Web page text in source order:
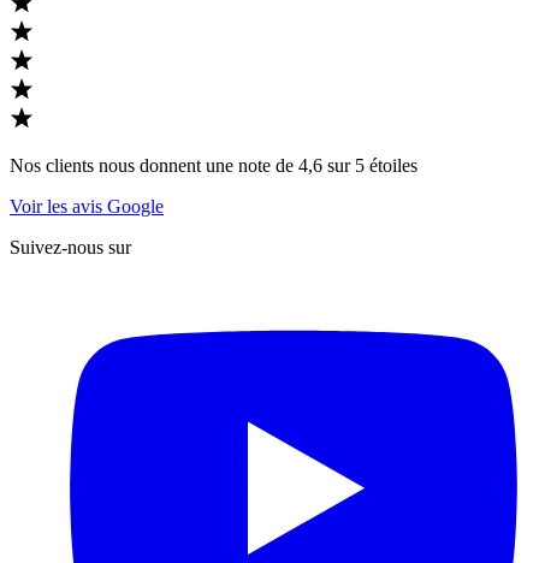
Nos clients nous donnent une note de 4,6 sur 5 étoiles
Voir les avis Google
Suivez-nous sur